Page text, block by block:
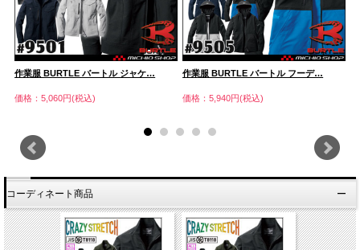
作業服 BURTLE バートル ジャケ…
価格：5,060円(税込)
作業服 BURTLE バートル フーデ…
価格：5,940円(税込)
コーディネート商品